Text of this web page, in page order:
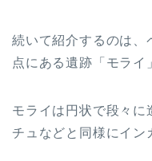
続いて紹介するのは、
点にある遺跡「モライ
モライは円状で段々に
チュなどと同様にイン